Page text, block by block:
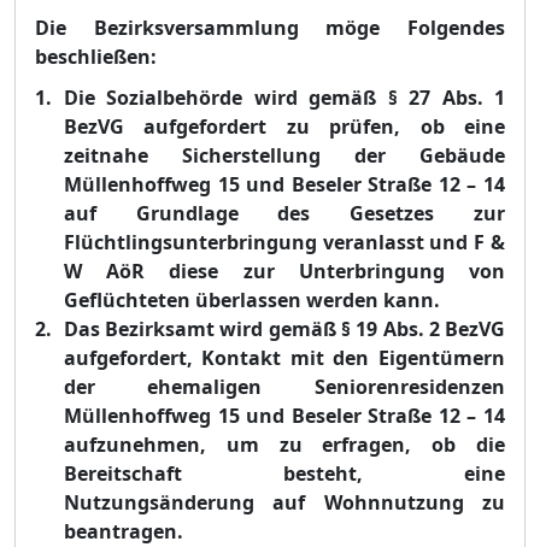
Die Bezirksversammlung möge Folgendes
beschließen:
Die Sozialbehörde wird gemäß § 27 Abs. 1
BezVG aufgefordert zu prüfen, ob eine
zeitnahe Sicherstellung der Gebäude
Müllenhoffweg 15 und Beseler Straße 12– 14
auf Grundlage des Gesetzes zur
Flüchtlingsunterbringung veranlasst und F &
W AöR diese zur Unterbringung von
Geflüchteten überlassen werden kann.
Das Bezirksamt wird gemäß§ 19 Abs. 2 BezVG
aufgefordert, Kontakt mit den Eigentümern
der ehemaligen Seniorenresidenzen
Müllenhoffweg 15 und Beseler Straße 12– 14
aufzunehmen, um zu erfragen, ob die
Bereitschaft besteht, eine
Nutzungsänderung auf Wohnnutzung zu
beantragen.